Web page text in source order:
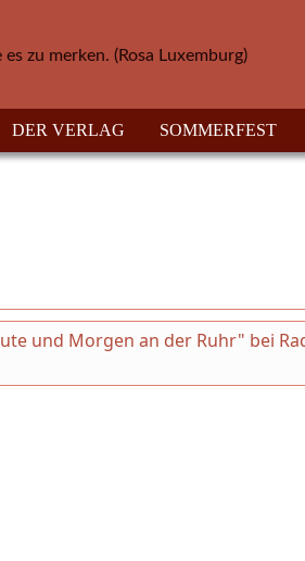
zu merken. (Rosa Luxemburg)
DER VERLAG SOMMERFEST
und Morgen an der Ruhr" bei